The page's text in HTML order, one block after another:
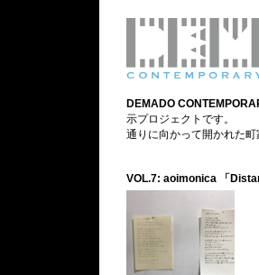
DEMADO
示プロジェクトです。
通りに向かって開かれた
VOL.7: aoimonica 「